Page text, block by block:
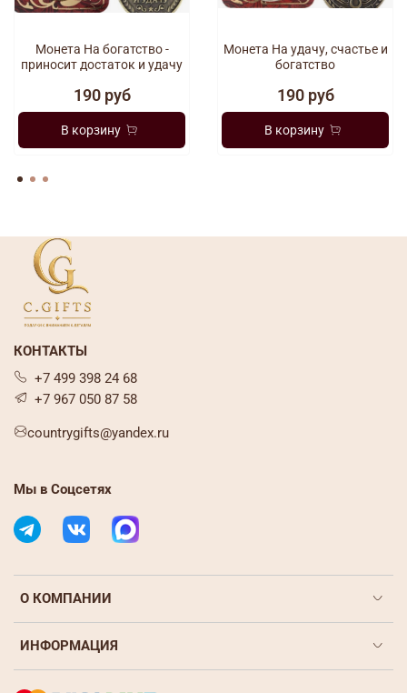
Монета На богатство -
приносит достаток и удачу
190 руб
В корзину
Монета На удачу, счастье и
богатство
190 руб
В корзину
О КОМПАНИИ
ИНФОРМАЦИЯ
КОНТАКТЫ
+7 499 398 24 68
+7 967 050 87 58
countrygifts@yandex.ru
Мы в Соцсетях